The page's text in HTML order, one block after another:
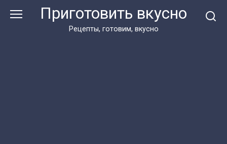
Приготовить вкусно
Рецепты, готовим, вкусно